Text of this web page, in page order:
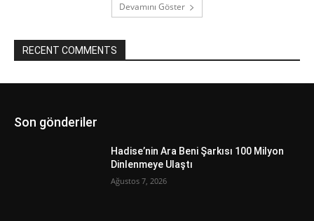
Devamını Göster
RECENT COMMENTS
Son gönderiler
Hadise’nin Ara Beni Şarkısı 100 Milyon
Dinlenmeye Ulaştı
Ağustos 7, 2026